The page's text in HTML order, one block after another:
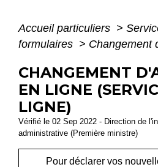
Accueil particuliers >
formulaires > Changement
CHANGEMENT
EN LIGNE
LIGNE)
Vérifié le 02 Sep 2022 - Direction de
administrative (Première ministre)
Pour déclarer vos